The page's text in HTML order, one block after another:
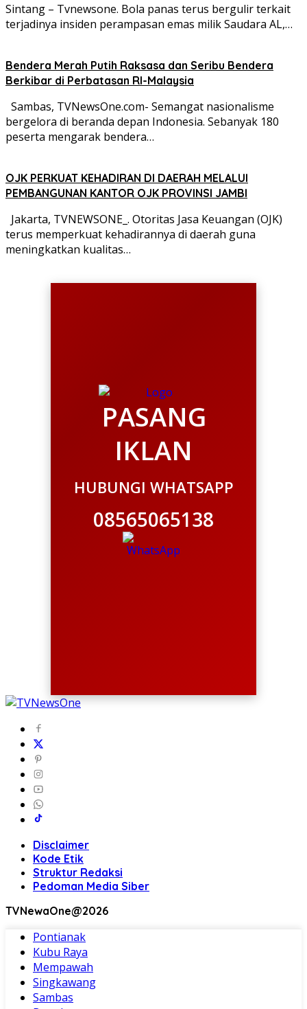
Sintang – Tvnewsone. Bola panas terus bergulir terkait
terjadinya insiden perampasan emas milik Saudara AL,…
Bendera Merah Putih Raksasa dan Seribu Bendera
Berkibar di Perbatasan RI-Malaysia
Sambas, TVNewsOne.com- Semangat nasionalisme
bergelora di beranda depan Indonesia. Sebanyak 180
peserta mengarak bendera…
OJK PERKUAT KEHADIRAN DI DAERAH MELALUI
PEMBANGUNAN KANTOR OJK PROVINSI JAMBI
Jakarta, TVNEWSONE_. Otoritas Jasa Keuangan (OJK)
terus memperkuat kehadirannya di daerah guna
meningkatkan kualitas…
PASANG
IKLAN
HUBUNGI WHATSAPP
08565065138
Disclaimer
Kode Etik
Struktur Redaksi
Pedoman Media Siber
TVNewaOne@2026
Pontianak
Kubu Raya
Mempawah
Singkawang
Sambas